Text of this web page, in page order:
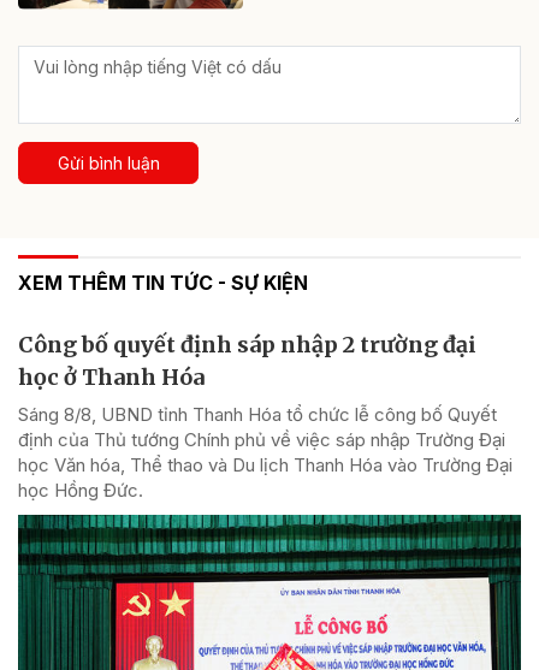
Gửi bình luận
XEM THÊM TIN TỨC - SỰ KIỆN
Công bố quyết định sáp nhập 2 trường đại
học ở Thanh Hóa
Sáng 8/8, UBND tỉnh Thanh Hóa tổ chức lễ công bố Quyết
định của Thủ tướng Chính phủ về việc sáp nhập Trường Đại
học Văn hóa, Thể thao và Du lịch Thanh Hóa vào Trường Đại
học Hồng Đức.